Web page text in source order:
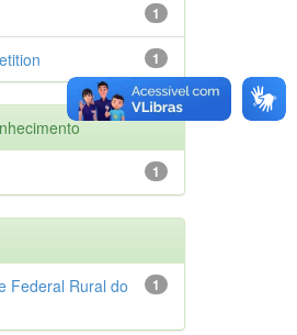
1
1
1
1
Federal Rural do